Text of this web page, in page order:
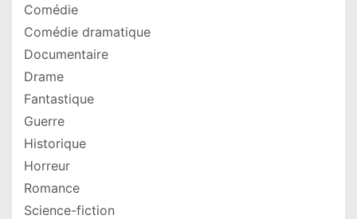
Comédie
Comédie dramatique
Documentaire
Drame
Fantastique
Guerre
Historique
Horreur
Romance
Science-fiction